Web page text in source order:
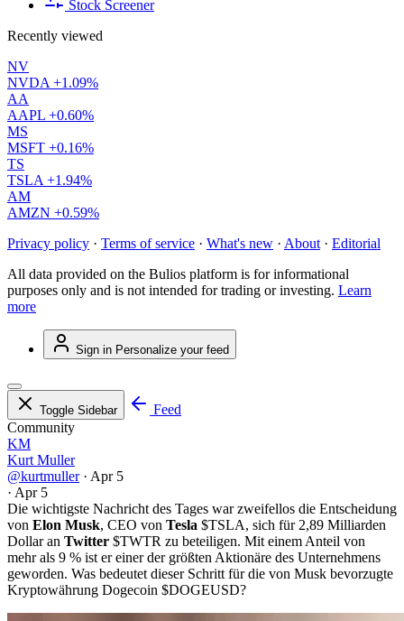
Stock Screener
Recently viewed
NV
NVDA +1.09%
AA
AAPL +0.60%
MS
MSFT +0.16%
TS
TSLA +1.94%
AM
AMZN +0.59%
Privacy policy · Terms of service · What's new · About · Editorial
All data provided on the Bulios platform is for informational
purposes only and is not intended for trading or investing. Learn
more
Sign in Personalize your feed
Toggle Sidebar
Feed
Community
KM
Kurt Muller
@kurtmuller · Apr 5
· Apr 5
Die wichtigste Nachricht des Tages war zweifellos die Entscheidung
von Elon Musk, CEO von Tesla $TSLA, sich für 2,89 Milliarden
Dollar an Twitter $TWTR zu beteiligen. Mit einem Anteil von
mehr als 9 % ist er einer der größten Aktionäre des Unternehmens
geworden. Was bedeutet dieser Schritt für die von Musk bevorzugte
Kryptowährung Dogecoin $DOGEUSD?